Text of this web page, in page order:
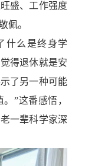
盛、工作强度
佩。
什么是终身学
得退休就是安
了另一种可能
。”这番感悟，
一辈科学家深